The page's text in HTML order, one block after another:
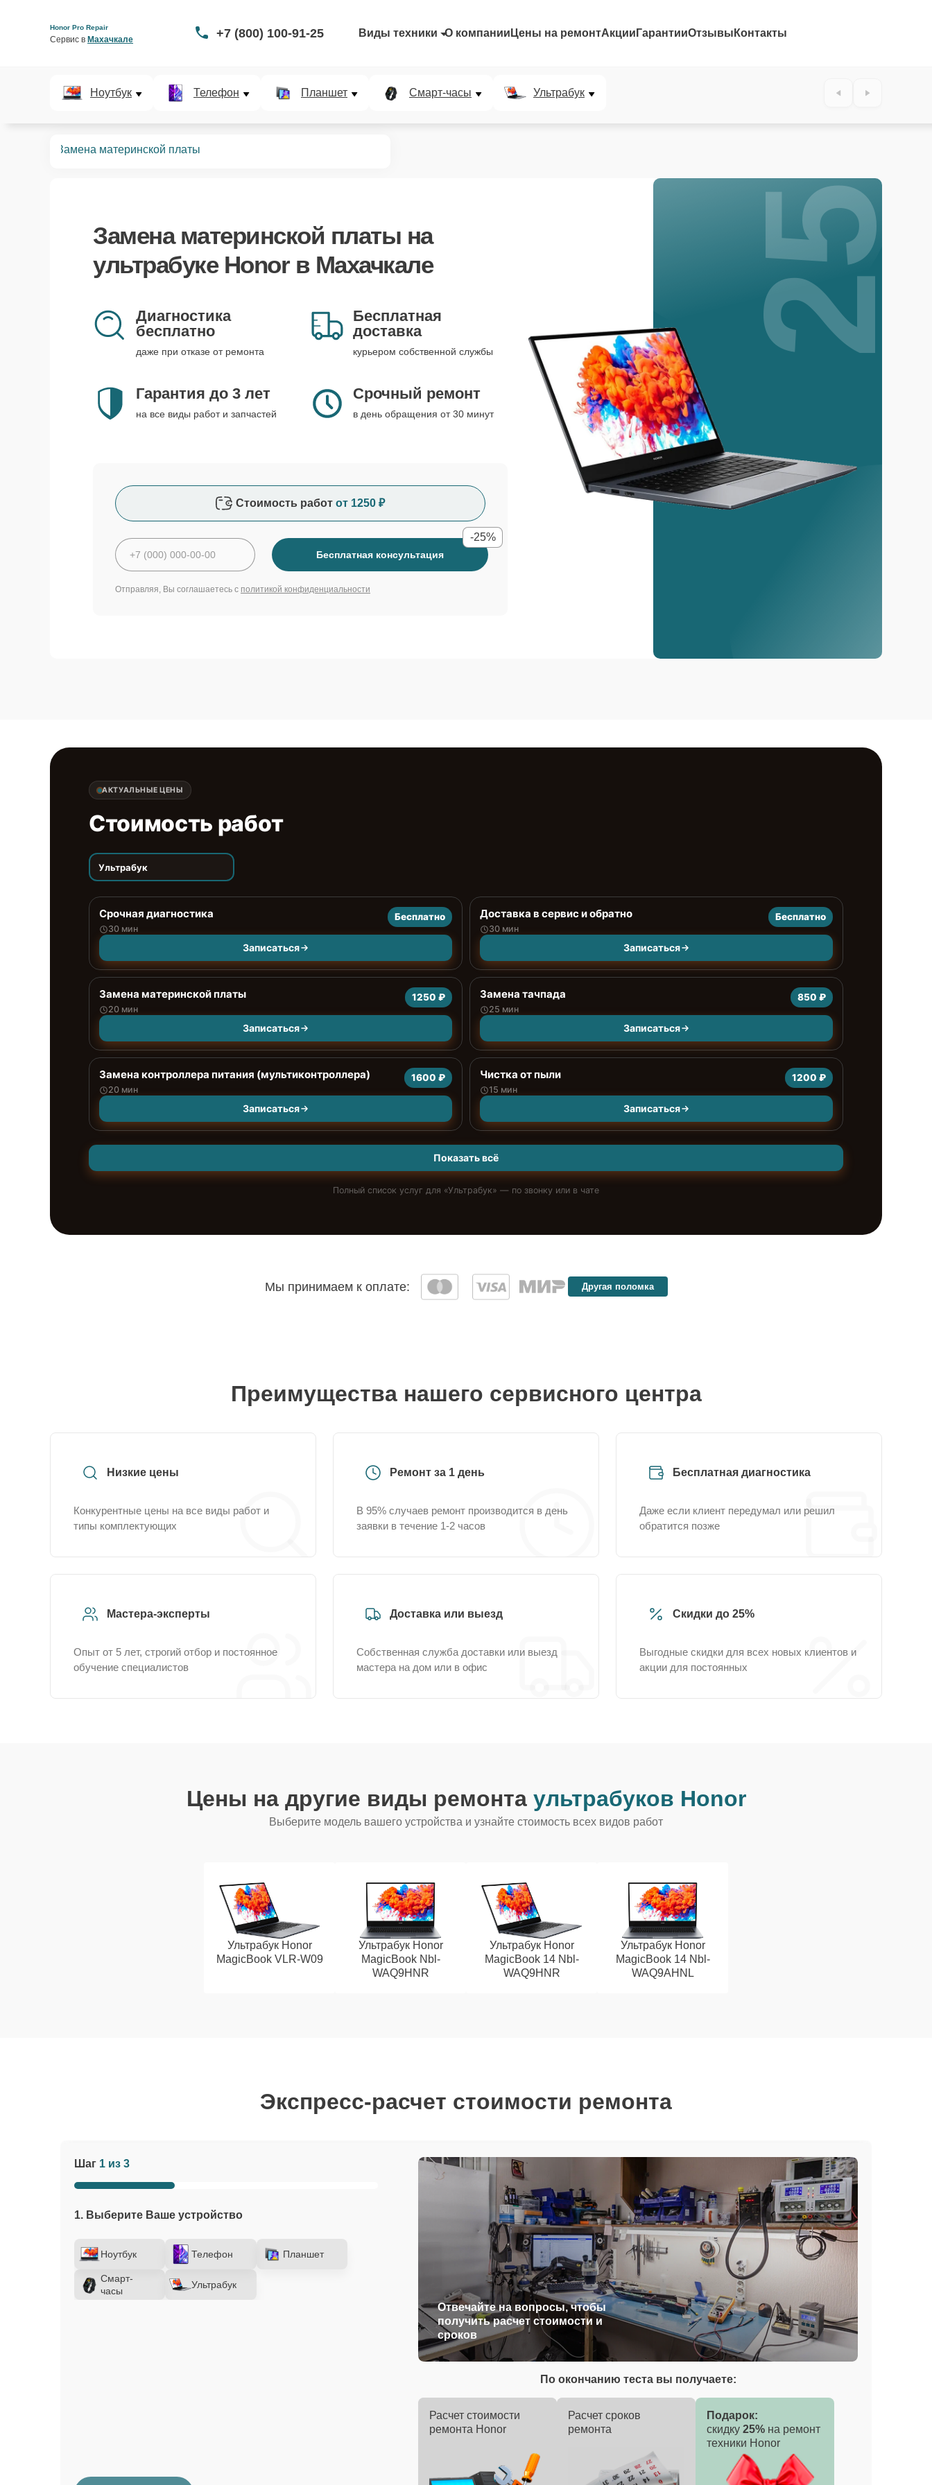
Honor Pro Repair
Сервис в Махачкале +7 (800) 100-91-25 Виды техники О компании Цены на ремонтАкции ГарантииОтзывы Контакты
Ноутбук Телефон Планшет Смарт-часы Ультрабук
Замена материнской платы
Замена материнской платы на
ультрабуке Honor в Махачкале
Диагностика
бесплатно
даже при отказе от ремонта
Бесплатная
доставка
курьером собственной службы
Гарантия до 3 лет
на все виды работ и запчастей
Срочный ремонт
в день обращения от 30 минут
Стоимость работ от 1250 ₽
Бесплатная консультация
-25%
Отправляя, Вы соглашаетесь с политикой конфиденциальности
25%
АКТУАЛЬНЫЕ ЦЕНЫ
Стоимость работ
Ультрабук
Срочная диагностика
30 мин
Бесплатно
Записаться
Доставка в сервис и обратно
30 мин
Бесплатно
Записаться
Замена материнской платы
20 мин
1250 ₽
Записаться
Замена тачпада
25 мин
850 ₽
Записаться
Замена контроллера питания (мультиконтроллера)
20 мин
1600 ₽
Записаться
Чистка от пыли
15 мин
1200 ₽
Записаться
Показать всё
Полный список услуг для «Ультрабук» — по звонку или в чате
Мы принимаем к оплате: Другая поломка
Преимущества нашего сервисного центра
Низкие цены
Конкурентные цены на все виды работ и
типы комплектующих
Ремонт за 1 день
В 95% случаев ремонт производится в день
заявки в течение 1-2 часов
Бесплатная диагностика
Даже если клиент передумал или решил
обратится позже
Мастера-эксперты
Опыт от 5 лет, строгий отбор и постоянное
обучение специалистов
Доставка или выезд
Собственная служба доставки или выезд
мастера на дом или в офис
Скидки до 25%
Выгодные скидки для всех новых клиентов и
акции для постоянных
Цены на другие виды ремонта ультрабуков Honor
Выберите модель вашего устройства и узнайте стоимость всех видов работ
Ультрабук Honor
MagicBook VLR-W09
Ультрабук Honor
MagicBook Nbl-
WAQ9HNR
Ультрабук Honor
MagicBook 14 Nbl-
WAQ9HNR
Ультрабук Honor
MagicBook 14 Nbl-
WAQ9AHNL
Экспресс-расчет стоимости ремонта
Шаг 1 из 3
1. Выберите Ваше устройство
Ноутбук Телефон Планшет
Смарт-
часы
Ультрабук
Отвечайте на вопросы, чтобы
получить расчет стоимости и
сроков
По окончанию теста вы получаете:
Расчет стоимости
ремонта Honor
Расчет сроков
ремонта
Подарок:
скидку 25% на ремонт
техники Honor